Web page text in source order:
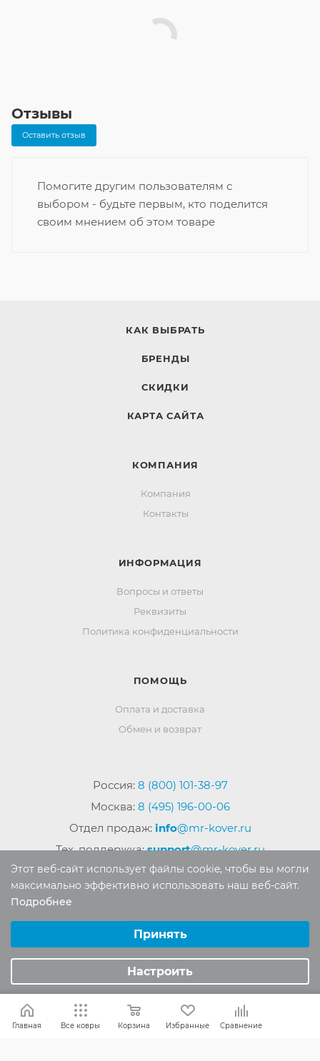
Отзывы
Оставить отзыв
Помогите другим пользователям с
выбором - будьте первым, кто поделится
своим мнением об этом товаре
КАК ВЫБРАТЬ
БРЕНДЫ
СКИДКИ
КАРТА САЙТА
КОМПАНИЯ
Компания
Контакты
ИНФОРМАЦИЯ
Вопросы и ответы
Реквизиты
Политика конфиденциальности
ПОМОЩЬ
Оплата и доставка
Обмен и возврат
Россия: 8 (800) 101-38-97
Москва: 8 (495) 196-00-06
Отдел продаж: info@mr-kover.ru
Тех. поддержка:support@mr-kover.ru
материалов сайта без письменного разрешения
запрещено.
Главная Все ковры Корзина Избранные Сравнение
Этот веб-сайт использует файлы cookie, чтобы вы могли
максимально эффективно использовать наш веб-сайт.
Подробнее
Аналитические/Функциональные
Принять
Настроить